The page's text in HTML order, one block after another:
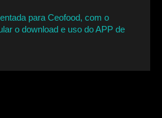
para Ceofood, com o
o download e uso do APP de